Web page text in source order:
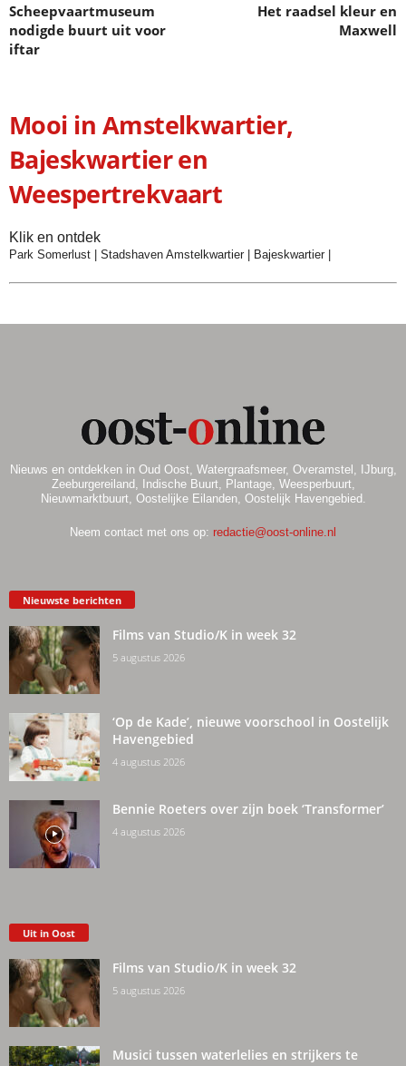
Scheepvaartmuseum
nodigde buurt uit voor
iftar
Het raadsel kleur en
Maxwell
Mooi in Amstelkwartier,
Bajeskwartier en
Weespertrekvaart
Klik en ontdek
Park Somerlust Stadshaven Amstelkwartier Bajeskwartier
Nieuws en ontdekken in Oud Oost, Watergraafsmeer, Overamstel, IJburg,
Zeeburgereiland, Indische Buurt, Plantage, Weesperbuurt,
Nieuwmarktbuurt, Oostelijke Eilanden, Oostelijk Havengebied.
Neem contact met ons op: redactie@oost-online.nl
Nieuwste berichten
Films van Studio/K in week 32
5 augustus 2026
‘Op de Kade’, nieuwe voorschool in Oostelijk
Havengebied
4 augustus 2026
Bennie Roeters over zijn boek ‘Transformer’
4 augustus 2026
Uit in Oost
Films van Studio/K in week 32
5 augustus 2026
Musici tussen waterlelies en strijkers te